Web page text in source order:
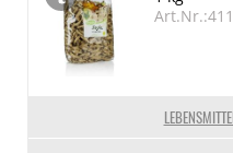
Schalenfrüchte (Mandel)
Enthalten
(Knollen-)Sellerie